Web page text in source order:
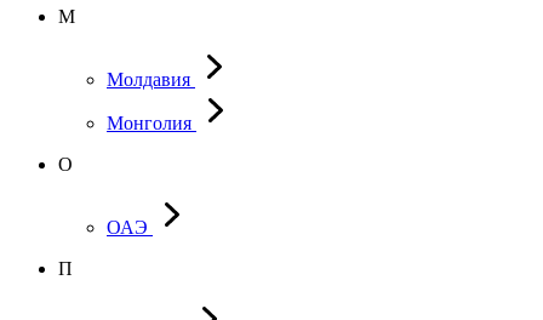
М
Молдавия
Монголия
О
ОАЭ
П